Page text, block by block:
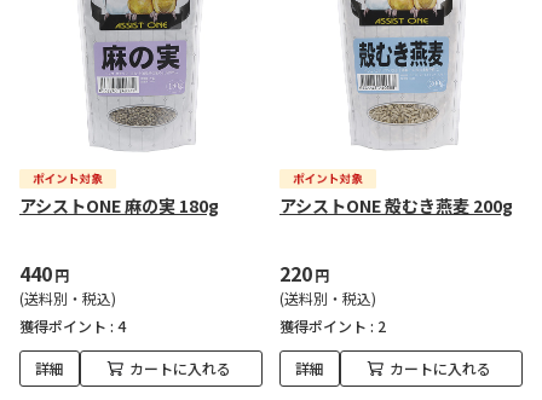
アシストONE 麻の実 180g
440円
(送料別・税込)
獲得ポイント : 4
詳細 カートに入れる
アシストONE 殻むき燕麦 200g
220円
(送料別・税込)
獲得ポイント : 2
詳細 カートに入れる